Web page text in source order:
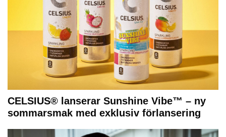
CELSIUS® lanserar Sunshine Vibe™ – ny
sommarsmak med exklusiv förlansering